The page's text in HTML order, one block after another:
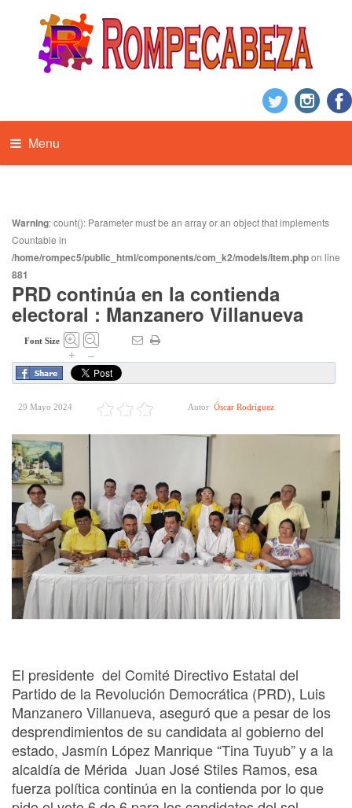
Menu
Warning: count(): Parameter must be an array or an object that implements
Countable in
/home/rompec5/public_html/components/com_k2/models/item.phpon line
881
PRD continúa en la contienda
electoral : Manzanero Villanueva
Font Size
+ –
29 Mayo 2024 Autor Óscar Rodríguez
El presidente del Comité Directivo Estatal del
Partido de la Revolución Democrática (PRD), Luis
Manzanero Villanueva, aseguró que a pesar de los
desprendimientos de su candidata al gobierno del
estado, Jasmín López Manrique “Tina Tuyub” y a la
alcaldía de Mérida Juan José Stiles Ramos, esa
fuerza política continúa en la contienda por lo que